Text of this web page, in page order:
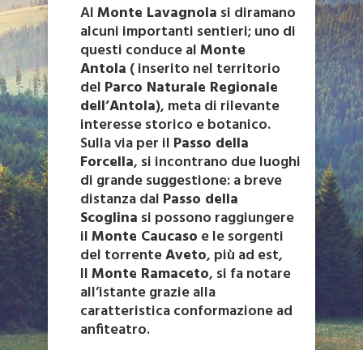
AlMonte Lavagnola si diramano
alcuni importanti sentieri; uno di
questi conduce alMonte
Antola ( inserito nel territorio
del Parco Naturale Regionale
dell’Antola), meta di rilevante
interesse storico e botanico.
Sulla via per il Passo della
Forcella, si incontrano due luoghi
di grande suggestione: a breve
distanza dal Passo della
Scoglina si possono raggiungere
ilMonte Caucaso e le sorgenti
del torrenteAveto, più ad est,
IlMonte Ramaceto, si fa notare
all’istante grazie alla
caratteristica conformazione ad
anfiteatro.